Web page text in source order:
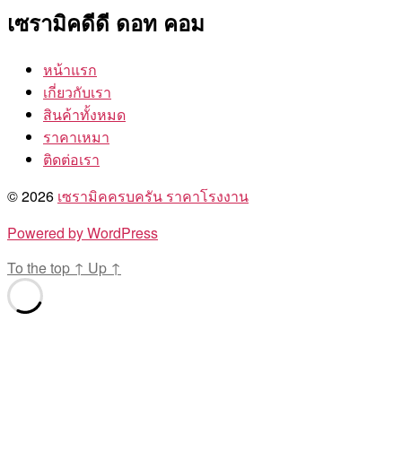
เซรามิคดีดี ดอท คอม
หน้าแรก
เกี่ยวกับเรา
สินค้าทั้งหมด
ราคาเหมา
ติดต่อเรา
© 2026 เซรามิคครบครัน ราคาโรงงาน
Powered by WordPress
To the top ↑ Up ↑